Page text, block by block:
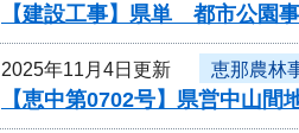
【建設工事】県単 都市公園
2025年11月4日更新 恵那農林
【恵中第0702号】県営中山